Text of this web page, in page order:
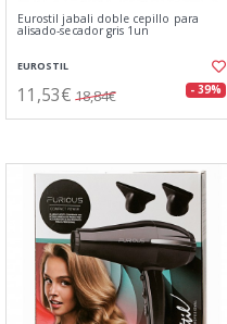
Eurostil jabali doble cepillo para
alisado-secador gris 1un
EUROSTIL
11,53€ 18,84€ - 39%